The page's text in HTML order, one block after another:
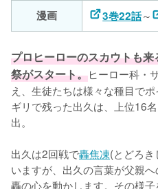
漫画 3巻22話～
プロヒーローのスカウトも
祭がスタート。ヒーロー科・
え、生徒たちは様々な種目で
ギリで残った出久は、上位16
出。
出久は2回戦で轟焦凍(とどろ
いますが、出久の言葉が父親
轟の心を動かします。その様